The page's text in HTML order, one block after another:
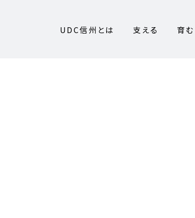
UDC信州とは 支える 育む